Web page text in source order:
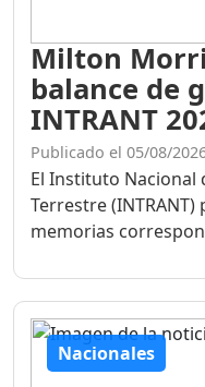
Milton
balance de
INTRANT
Publicado el 05/08/
El Instituto Nacional
Terrestre
memorias
Nacionales